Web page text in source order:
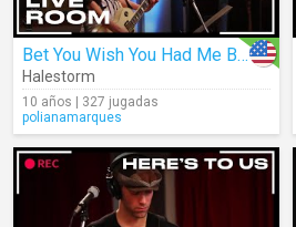
Bet You Wish You Had Me Back (Acoustic)
Halestorm
10 años | 327 jugadas
polianamarques